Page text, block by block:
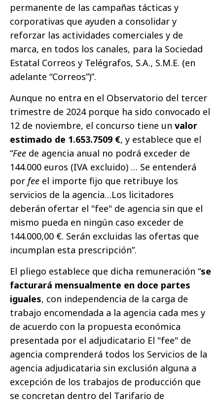
permanente de las campañas tácticas y
corporativas que ayuden a consolidar y
reforzar las actividades comerciales y de
marca, en todos los canales, para la Sociedad
Estatal Correos y Telégrafos, S.A., S.M.E. (en
adelante “Correos”)”.
Aunque no entra en el Observatorio del tercer
trimestre de 2024 porque ha sido convocado el
12 de noviembre, el concurso tiene un valor
estimado de 1.653.7509 €, y establece que el
“Fee de agencia anual no podrá exceder de
144.000 euros (IVA excluido) … Se entenderá
por fee el importe fijo que retribuye los
servicios de la agencia…Los licitadores
deberán ofertar el "fee" de agencia sin que el
mismo pueda en ningún caso exceder de
144.000,00 €. Serán excluidas las ofertas que
incumplan esta prescripción”.
El pliego establece que dicha remuneración “se
facturará mensualmente en doce partes
iguales, con independencia de la carga de
trabajo encomendada a la agencia cada mes y
de acuerdo con la propuesta económica
presentada por el adjudicatario El "fee" de
agencia comprenderá todos los Servicios de la
agencia adjudicataria sin exclusión alguna a
excepción de los trabajos de producción que
se concretan dentro del Tarifario de